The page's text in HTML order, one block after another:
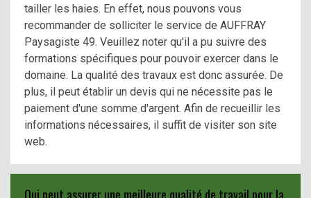
tailler les haies. En effet, nous pouvons vous
recommander de solliciter le service de AUFFRAY
Paysagiste 49. Veuillez noter qu'il a pu suivre des
formations spécifiques pour pouvoir exercer dans le
domaine. La qualité des travaux est donc assurée. De
plus, il peut établir un devis qui ne nécessite pas le
paiement d'une somme d'argent. Afin de recueillir les
informations nécessaires, il suffit de visiter son site
web.